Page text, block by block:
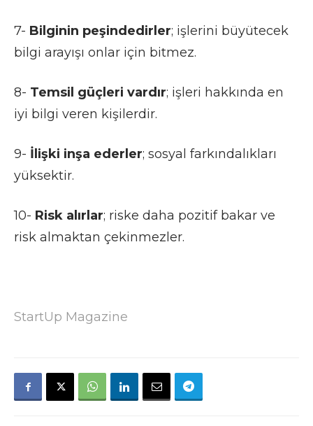
7- Bilginin peşindedirler; işlerini büyütecek
bilgi arayışı onlar için bitmez.
8- Temsil güçleri vardır; işleri hakkında en
iyi bilgi veren kişilerdir.
9- İlişki inşa ederler; sosyal farkındalıkları
yüksektir.
10- Risk alırlar; riske daha pozitif bakar ve
risk almaktan çekinmezler.
StartUp Magazine